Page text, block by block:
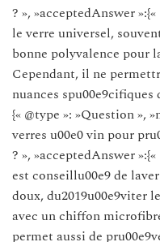
? », »acceptedAnswer
le verre universel,
bonne polyvalence pour
Cependant, il ne
nuances spu00e9cifiques
{« @type »: »Question »,
verres u00e0 vin pour
? », »acceptedAnswer
est conseillu00e9 de
doux, du2019u00e9viter
avec un chiffon
permet aussi de